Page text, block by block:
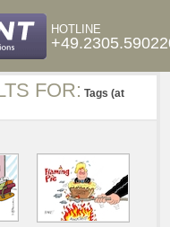
HOTLINE
FOR: Tags (at